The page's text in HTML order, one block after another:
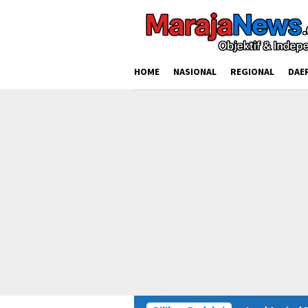
HOME NASIONAL REGIONAL